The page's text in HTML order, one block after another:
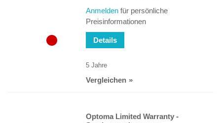
Anmelden für persönliche
Preisinformationen
Details
5 Jahre
Vergleichen
Optoma Limited Warranty -